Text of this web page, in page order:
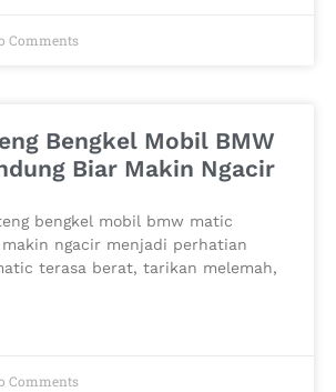
Comments
Bengkel Mobil BMW
Biar Makin Ngacir
bengkel mobil bmw matic
ngacir menjadi perhatian
terasa berat, tarikan melemah,
Comments